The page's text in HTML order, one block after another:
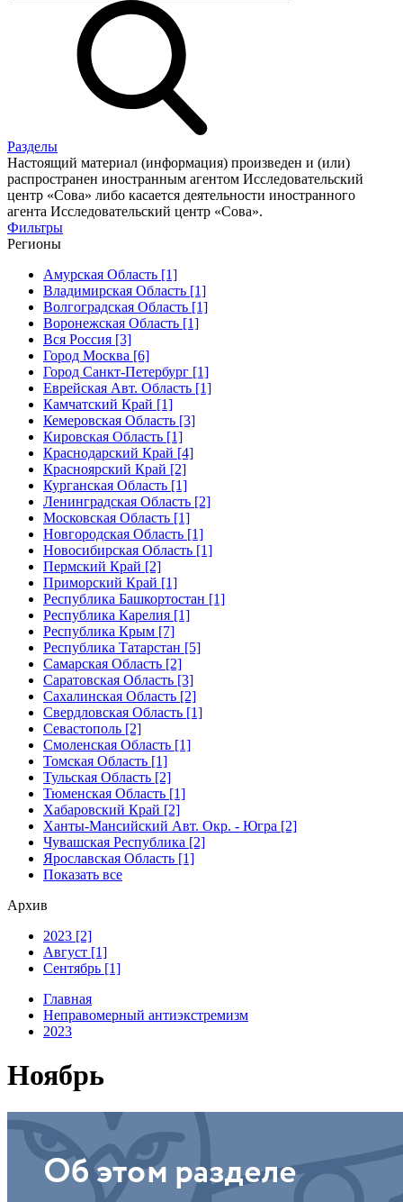
Разделы
Настоящий материал (информация) произведен и (или)
распространен иностранным агентом Исследовательский
центр «Сова» либо касается деятельности иностранного
агента Исследовательский центр «Сова».
Фильтры
Регионы
Амурская Область [1]
Владимирская Область [1]
Волгоградская Область [1]
Воронежская Область [1]
Вся Россия [3]
Город Москва [6]
Город Санкт-Петербург [1]
Еврейская Авт. Область [1]
Камчатский Край [1]
Кемеровская Область [3]
Кировская Область [1]
Краснодарский Край [4]
Красноярский Край [2]
Курганская Область [1]
Ленинградская Область [2]
Московская Область [1]
Новгородская Область [1]
Новосибирская Область [1]
Пермский Край [2]
Приморский Край [1]
Республика Башкортостан [1]
Республика Карелия [1]
Республика Крым [7]
Республика Татарстан [5]
Самарская Область [2]
Саратовская Область [3]
Сахалинская Область [2]
Свердловская Область [1]
Севастополь [2]
Смоленская Область [1]
Томская Область [1]
Тульская Область [2]
Тюменская Область [1]
Хабаровский Край [2]
Ханты-Мансийский Авт. Окр. - Югра [2]
Чувашская Республика [2]
Ярославская Область [1]
Показать все
Архив
2023 [2]
Август [1]
Сентябрь [1]
Главная
Неправомерный антиэкстремизм
2023
Ноябрь